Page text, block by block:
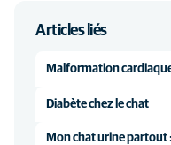
Articles liés
Malformation
Diabète chez le chat
Mon chat urine